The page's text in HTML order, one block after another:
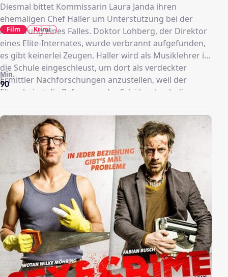
Diesmal bittet Kommissarin Laura Janda ihren
ehemaligen Chef Haller um Unterstützung bei der
Aufklärung eines Falles. Doktor Lohberg, der Direktor
eines Elite-Internates, wurde verbrannt aufgefunden,
es gibt keinerlei Zeugen. Haller wird als Musiklehrer in
die Schule eingeschleust, um dort als verdeckter
Ermittler Nachforschungen anzustellen, weil der
Elternbeirat die Befragung der Schüler durch die
Polizei untersagte.
90
Min.
Film Krimi